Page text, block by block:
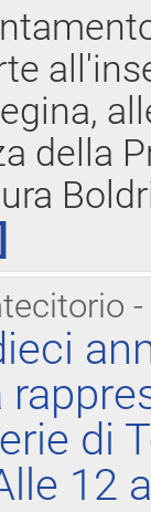
della
di
12